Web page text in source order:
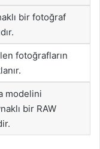
bir fotoğraf
fotoğrafların
modelini
bir RAW